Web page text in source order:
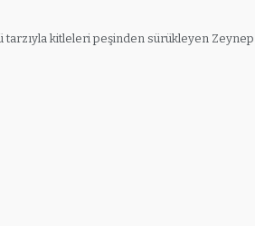
tarzıyla kitleleri peşinden sürükleyen Zeynep